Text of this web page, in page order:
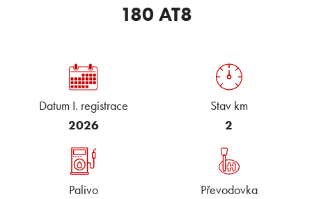
180 AT8
Datum I. registrace
2026
Stav km
2
Palivo
Převodovka